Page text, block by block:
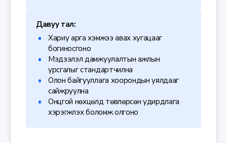
Давуу тал:
Хариу арга хэмжээ авах хугацааг
богиносгоно
Мэдээлэл дамжуулалтын ажлын
урсгалыг стандартчилна
Олон байгууллага хоорондын уялдааг
сайжруулна
Онцгой нөхцөлд төвлөрсөн удирдлага
хэрэгжүүлэх боломж олгоно